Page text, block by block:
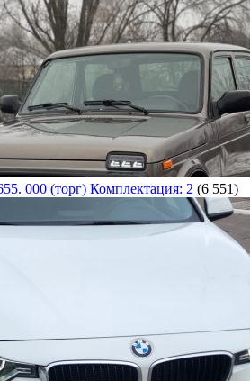
000 (торг) Комплектация: 2 (6 551)